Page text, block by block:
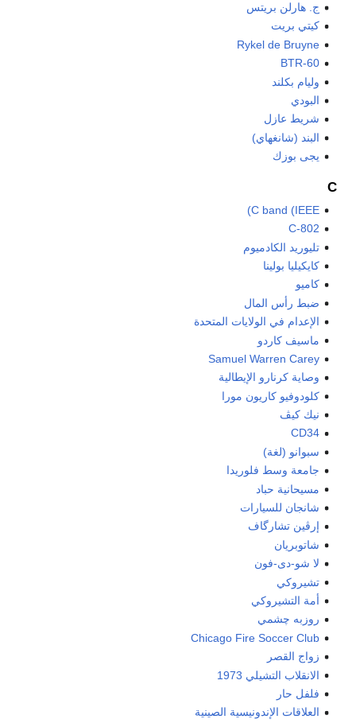
ج. هارلن بريتس
كيتي بريت
Rykel de Bruyne
BTR-60
وليام بكلند
البودي
شريط عازل
البند (شانغهاي)
يجى بوزك
C
C band (IEEE)
C-802
تليوريد الكادميوم
كايكيليا بولينا
كاميو
ضبط رأس المال
الإعدام في الولايات المتحدة
ماسيف كاردو
Samuel Warren Carey
وصاية كرنارو الإيطالية
كلودوفيو كاريون مورا
نيك كيڤ
CD34
سبوانو (لغة)
جامعة وسط فلوريدا
مسيحانية حباد
شانجان للسيارات
إرڤين تشارگاف
شاتوبريان
لا شو-دى-فون
تشيروكي
أمة التشيروكي
روزبه چشمي
Chicago Fire Soccer Club
زواج القصر
الانقلاب التشيلي 1973
فلفل حار
العلاقات الإندونيسية الصينية